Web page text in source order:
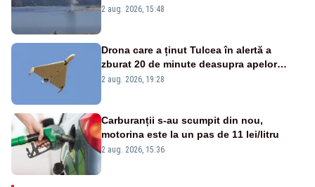
detonările luni – VIDEO
2 aug. 2026, 15:48
Drona care a ținut Tulcea în alertă a
zburat 20 de minute deasupra apelor
României. Au fost ridicate două F-16
2 aug. 2026, 19:28
Carburanții s-au scumpit din nou,
motorina este la un pas de 11 lei/litru
2 aug. 2026, 15:36